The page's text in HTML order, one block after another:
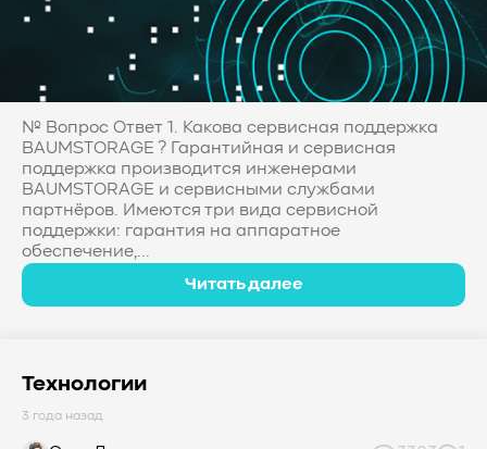
№ Вопрос Ответ 1. Какова сервисная поддержка
BAUMSTORAGE ? Гарантийная и сервисная
поддержка производится инженерами
BAUMSTORAGE и сервисными службами
партнёров. Имеются три вида сервисной
поддержки: гарантия на аппаратное
обеспечение,...
Читать далее
Технологии
3 года назад